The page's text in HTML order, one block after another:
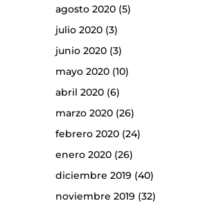
agosto 2020(5)
julio 2020(3)
junio 2020(3)
mayo 2020(10)
abril 2020(6)
marzo 2020(26)
febrero 2020(24)
enero 2020(26)
diciembre 2019 (40)
noviembre 2019 (32)